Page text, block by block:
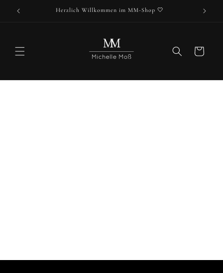
zum
Herzlich Willkommen im MM-Shop 🤍
Warenkorb